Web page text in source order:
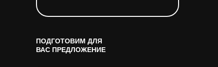
ПОДГОТОВИМ ДЛЯ
ВАС ПРЕДЛОЖЕНИЕ